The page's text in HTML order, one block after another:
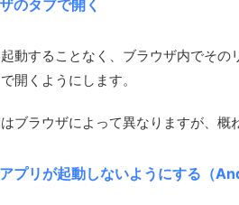
のタブで開く
動することなく、ブラウザ内でそ
開くようにします。
ブラウザによって異なりますが、概
プリが起動しないようにする（